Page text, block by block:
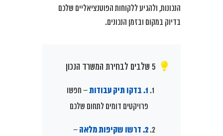
הנכונות, ולהגיע ללקוחות הפוטנציאליים שלכם
בדיוק במקום ובזמן הנכונים.
5 שלבים לבחירת המשרד הנכון
1. בדקו תיק עבודות
– חפשו
פרויקטים דומים לתחום שלכם
2. דרשו שקיפות מלאה
–